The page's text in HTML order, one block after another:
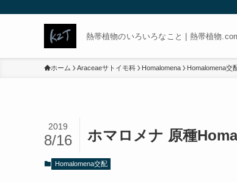
熱帯植物のいろいろなこと | 熱帯植物
ホーム Araceaeサトイモ科 Homalomena Homalomena交
ホマロメナ 原種
2019
8/16
Homalomena交配